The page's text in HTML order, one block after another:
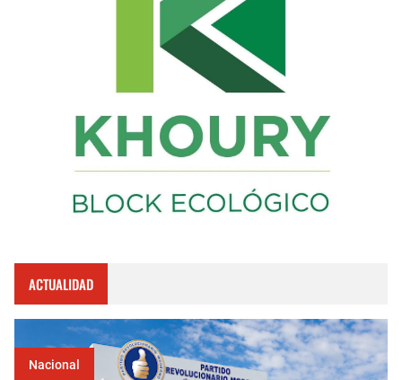
ACTUALIDAD
Nacional